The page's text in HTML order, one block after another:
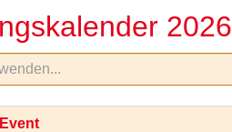
2026
Event